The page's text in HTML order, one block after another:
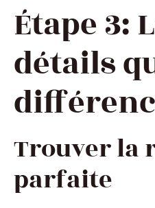
Étape 3:
détails
Trouver la
parfaite